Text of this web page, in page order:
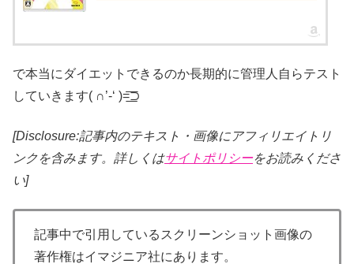
で本当にダイエットできるのか長期的に管理人自らテスト
していきます( ∩’-‘ )=͟͟͞͞⊃
[Disclosure:記事内のテキスト・画像にアフィリエイトリ
ンクを含みます。詳しくはサイトポリシーをお読みくださ
い]
記事中で引用しているスクリーンショット画像の
著作権はイマジニア社にあります。